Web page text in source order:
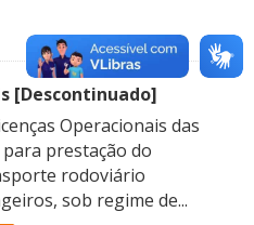
[Descontinuado]
Operacionais das
prestação do
rodoviário
sob regime de...